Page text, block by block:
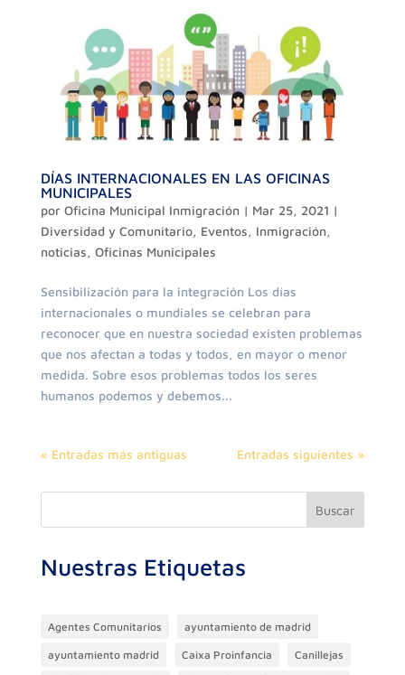
DÍAS INTERNACIONALES EN LAS OFICINAS
MUNICIPALES
por Oficina Municipal Inmigración| Mar 25, 2021 |
Diversidad y Comunitario, Eventos, Inmigración,
noticias, Oficinas Municipales
Sensibilización para la integración Los días
internacionales o mundiales se celebran para
reconocer que en nuestra sociedad existen problemas
que nos afectan a todas y todos, en mayor o menor
medida. Sobre esos problemas todos los seres
humanos podemos y debemos...
« Entradas más antiguas Entradas siguientes »
Buscar
Nuestras Etiquetas
Agentes Comunitarios ayuntamiento de madrid
ayuntamiento madrid Caixa Proinfancia Canillejas